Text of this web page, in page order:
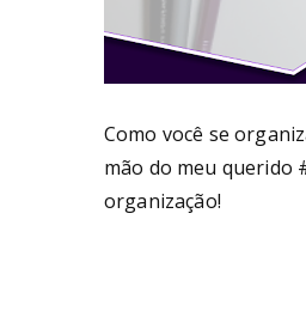
Como você se
mão do meu querido
organização!